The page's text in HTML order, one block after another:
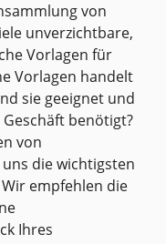
von
unverzichtbare,
Vorlagen für
Vorlagen handelt
sie geeignet und
benötigt?
von
die wichtigsten
empfehlen die
Ihres